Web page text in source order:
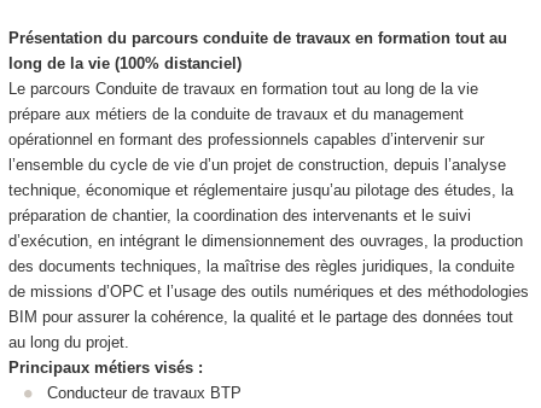
Présentation du parcours conduite de travaux en formation tout au
long de la vie (100% distanciel)
Le parcours Conduite de travaux en formation tout au long de la vie
prépare aux métiers de la conduite de travaux et du management
opérationnel en formant des professionnels capables d’intervenir sur
l’ensemble du cycle de vie d’un projet de construction, depuis l’analyse
technique, économique et réglementaire jusqu’au pilotage des études, la
préparation de chantier, la coordination des intervenants et le suivi
d’exécution, en intégrant le dimensionnement des ouvrages, la production
des documents techniques, la maîtrise des règles juridiques, la conduite
de missions d’OPC et l’usage des outils numériques et des méthodologies
BIM pour assurer la cohérence, la qualité et le partage des données tout
au long du projet.
Principaux métiers visés :
Conducteur de travaux BTP